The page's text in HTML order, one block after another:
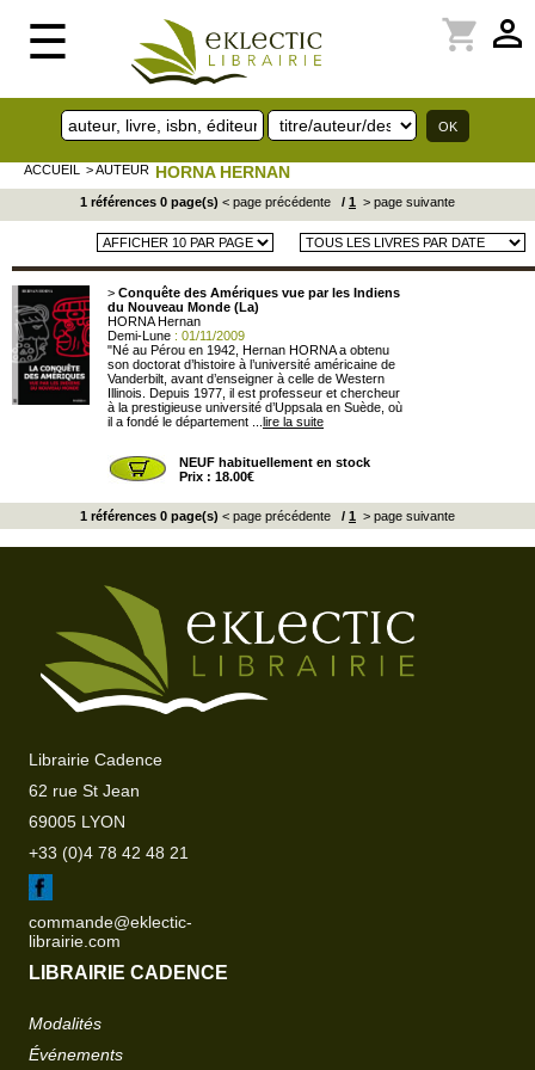
☰ perm_identity
shopping_cart
ACCUEIL > AUTEUR HORNA HERNAN
1 références 0 page(s) < page précédente / 1 > page suivante
> Conquête des Amériques vue par les Indiens
du Nouveau Monde (La)
HORNA Hernan
Demi-Lune : 01/11/2009
"Né au Pérou en 1942, Hernan HORNA a obtenu
son doctorat d’histoire à l’université américaine de
Vanderbilt, avant d’enseigner à celle de Western
Illinois. Depuis 1977, il est professeur et chercheur
à la prestigieuse université d’Uppsala en Suède, où
il a fondé le département ... lire la suite
NEUF habituellement en stock
Prix : 18.00€
1 références 0 page(s) < page précédente / 1 > page suivante
Librairie Cadence
62 rue St Jean
69005 LYON
+33 (0)4 78 42 48 21
commande@eklectic-
librairie.com
LIBRAIRIE CADENCE
Modalités
Événements